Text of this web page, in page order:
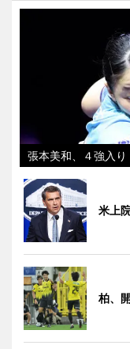
張本美和、４強入り
米上
柏、